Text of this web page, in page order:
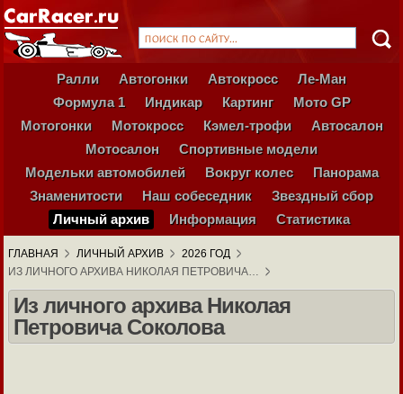
Ралли Автогонки Автокросс
Ле-Ман
Формула 1
Индикар Картинг
Мото GP
Мотогонки
Мотокросс Кэмел-трофи
Автосалон
Мотосалон
Спортивные модели
Модельки автомобилей
Вокруг колес
Панорама
Знаменитости
Наш собеседник
Звездный сбор
Личный архив
Информация Статистика
ГЛАВНАЯ ЛИЧНЫЙ АРХИВ
2026 ГОД
ИЗ ЛИЧНОГО АРХИВА НИКОЛАЯ ПЕТРОВИЧА…
Из личного архива Николая
Петровича Соколова